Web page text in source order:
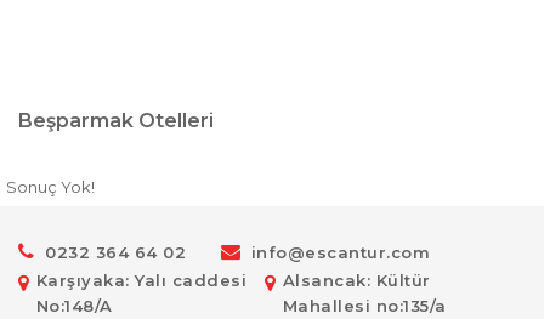
Beşparmak Otelleri
Sonuç Yok!
0232 364 64 02
info@escantur.com
Karşıyaka: Yalı caddesi
No:148/A
Alsancak: Kültür
Mahallesi no:135/a